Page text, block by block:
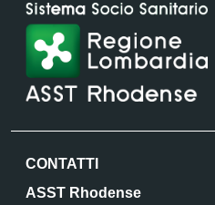
CONTATTI
ASST Rhodense